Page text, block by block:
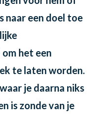
naar een doel toe
het een
te laten worden.
je daarna niks
is zonde van je